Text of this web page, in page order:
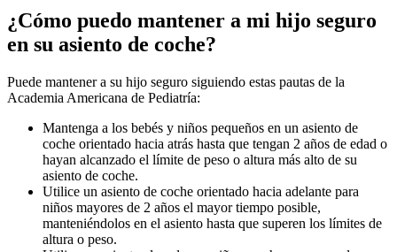
¿Cómo puedo mantener a mi hijo seguro
en su asiento de coche?
Puede mantener a su hijo seguro siguiendo estas pautas de la
Academia Americana de Pediatría:
Mantenga a los bebés y niños pequeños en un asiento de
coche orientado hacia atrás hasta que tengan 2 años de edad o
hayan alcanzado el límite de peso o altura más alto de su
asiento de coche.
Utilice un asiento de coche orientado hacia adelante para
niños mayores de 2 años el mayor tiempo posible,
manteniéndolos en el asiento hasta que superen los límites de
altura o peso.